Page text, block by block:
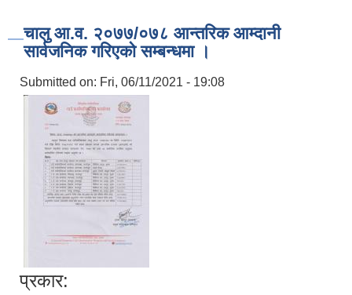
चालु आ.व. २०७७/०७८ आन्तरिक आम्दानी
सार्वजनिक गरिएको सम्बन्धमा ।
Submitted on: Fri, 06/11/2021 - 19:08
प्रकार: